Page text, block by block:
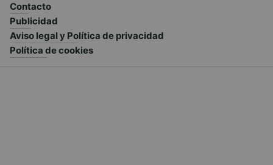
Contacto
Publicidad
Aviso legal y Política de privacidad
Política de cookies